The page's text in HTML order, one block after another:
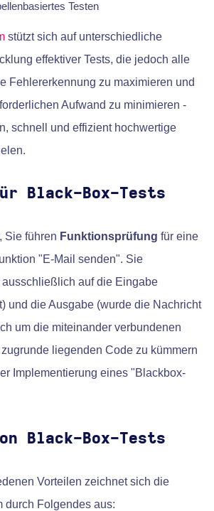
Testen
stützt sich auf unterschiedliche
effektiver Tests, die jedoch alle
Fehlererkennung zu maximieren und
Aufwand zu minimieren -
schnell und effizient hochwertige
Black-Box-Tests
Sie führen Funktionsprüfung für eine
"E-Mail senden". Sie
ausschließlich auf die Eingabe
und die Ausgabe (wurde die Nachricht
um die miteinander verbundenen
liegenden Code zu kümmern
Implementierung eines "Blackbox-
Black-Box-Tests
Vorteilen zeichnet sich die
durch Folgendes aus: